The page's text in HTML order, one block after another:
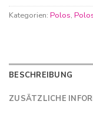
Kategorien: Polos,
BESCHREIBUNG
ZUSÄTZLICHE